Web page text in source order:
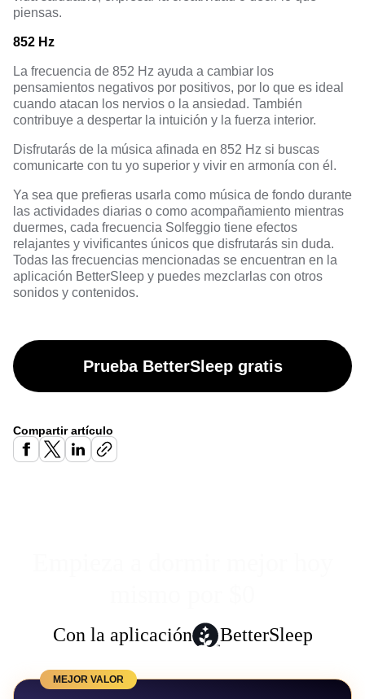
piensas.
852 Hz
La frecuencia de 852 Hz ayuda a cambiar los
pensamientos negativos por positivos, por lo que es ideal
cuando atacan los nervios o la ansiedad. También
contribuye a despertar la intuición y la fuerza interior.
Disfrutarás de la música afinada en 852 Hz si buscas
comunicarte con tu yo superior y vivir en armonía con él.
Ya sea que prefieras usarla como música de fondo durante
las actividades diarias o como acompañamiento mientras
duermes, cada frecuencia Solfeggio tiene efectos
relajantes y vivificantes únicos que disfrutarás sin duda.
Todas las frecuencias mencionadas se encuentran en la
aplicación BetterSleep y puedes mezclarlas con otros
sonidos y contenidos.
Prueba BetterSleep gratis
Compartir artículo
Con la aplicación BetterSleep
MEJOR VALOR